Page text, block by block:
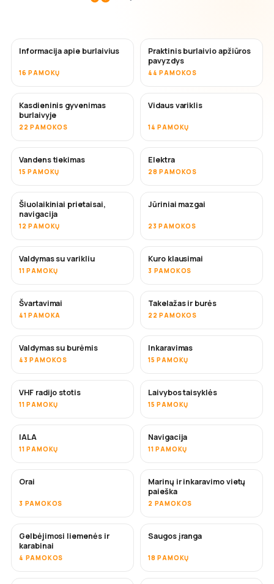
Informacija apie burlaivius
16 PAMOKŲ
Praktinis burlaivio apžiūros
pavyzdys
44 PAMOKOS
Kasdieninis gyvenimas
burlaivyje
22 PAMOKOS
Vidaus variklis
14 PAMOKŲ
Vandens tiekimas
15 PAMOKŲ
Elektra
28 PAMOKOS
Šiuolaikiniai prietaisai,
navigacija
12 PAMOKŲ
Jūriniai mazgai
23 PAMOKOS
Valdymas su varikliu
11 PAMOKŲ
Kuro klausimai
3 PAMOKOS
Švartavimai
41 PAMOKA
Takelažas ir burės
22 PAMOKOS
Valdymas su burėmis
43 PAMOKOS
Inkaravimas
15 PAMOKŲ
VHF radijo stotis
11 PAMOKŲ
Laivybos taisyklės
15 PAMOKŲ
IALA
11 PAMOKŲ
Navigacija
11 PAMOKŲ
Orai
3 PAMOKOS
Marinų ir inkaravimo vietų
paieška
2 PAMOKOS
Gelbėjimosi liemenės ir
karabinai
4 PAMOKOS
Saugos įranga
18 PAMOKŲ